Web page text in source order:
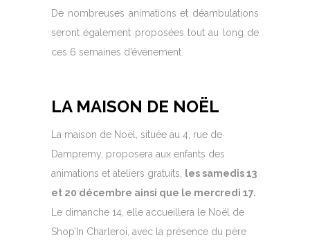
De nombreuses animations et déambulations
seront également proposées tout au long de
ces 6 semaines d’événement.
LA MAISON DE NOËL
La maison de Noël, située au 4, rue de
Dampremy, proposera aux enfants des
animations et ateliers gratuits,
les samedis 13
et 20 décembre ainsi que le mercredi 17.
Le dimanche 14, elle accueillera le Noël de
Shop’In Charleroi, avec la présence du père